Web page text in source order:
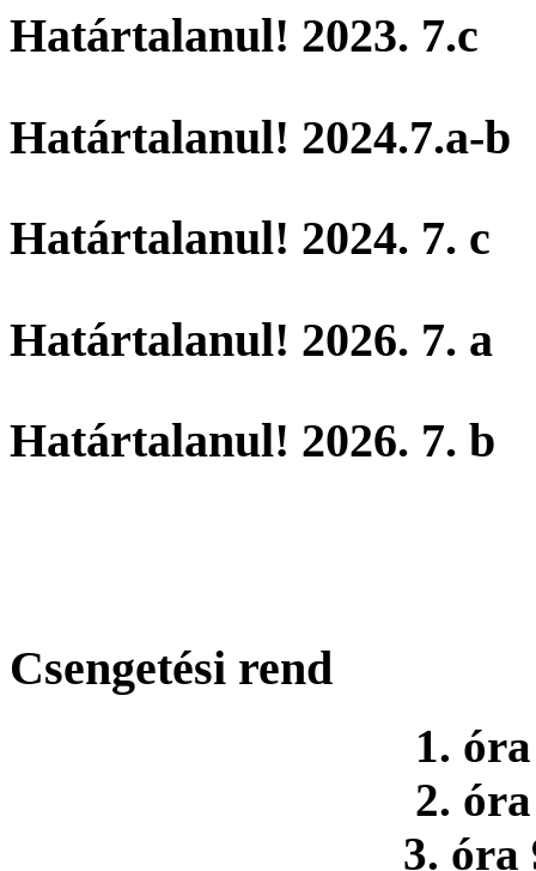
Határtalanul! 2023. 7.c
Határtalanul! 2024.7.a-b
Határtalanul! 2024. 7. c
Határtalanul! 2026. 7. a
Határtalanul! 2026. 7. b
Csengetési rend
1.
2.
3. óra